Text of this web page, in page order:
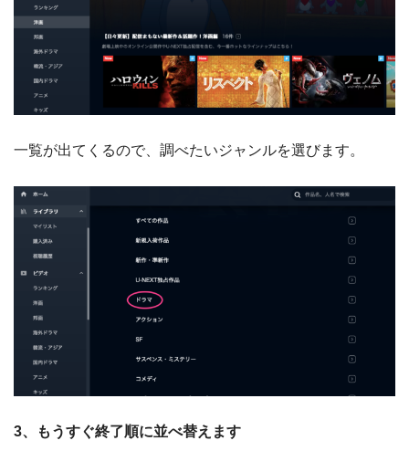
一覧が出てくるので、調べたいジャンルを選びます。
3、もうすぐ終了順に並べ替えます